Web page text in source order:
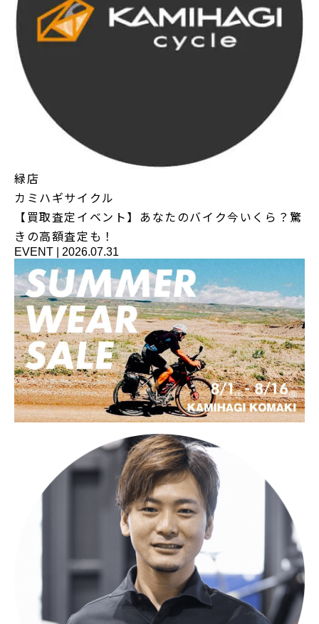
緑店
カミハギサイクル
【買取査定イベント】あなたのバイク今いくら？驚
きの高額査定も！
EVENT 2026.07.31